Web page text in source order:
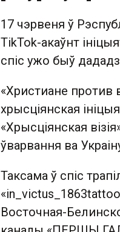
17 чэрвеня ў
TikTok-акаўнт
спіс ужо быў
«Христиане
хрысціянская
«Хрысціянская
ўварвання ва
Таксама ў спіс
Восточная-